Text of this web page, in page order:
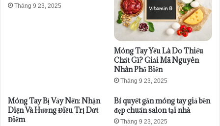
Tháng 9 23, 2025
Móng Tay Yếu Là Do Thiếu
Chất Gì? Giải Mã Nguyên
Nhân Phổ Biến
Tháng 9 23, 2025
Móng Tay Bị Vảy Nến: Nhận
Diện Và Hướng Điều Trị Dứt
Điểm
Bí quyết gắn móng tay giả bền
đẹp chuẩn salon tại nhà
Tháng 9 23, 2025